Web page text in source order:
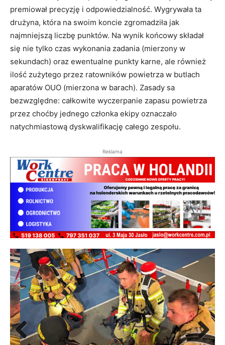
premiował precyzję i odpowiedzialność. Wygrywała ta
drużyna, która na swoim koncie zgromadziła jak
najmniejszą liczbę punktów. Na wynik końcowy składał
się nie tylko czas wykonania zadania (mierzony w
sekundach) oraz ewentualne punkty karne, ale również
ilość zużytego przez ratowników powietrza w butlach
aparatów OUO (mierzona w barach). Zasady sa
bezwzględne: całkowite wyczerpanie zapasu powietrza
przez choćby jednego członka ekipy oznaczało
natychmiastową dyskwalifikację całego zespołu.
Reklama
Previous Next